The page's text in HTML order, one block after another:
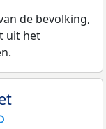
de bevolking,
uit het